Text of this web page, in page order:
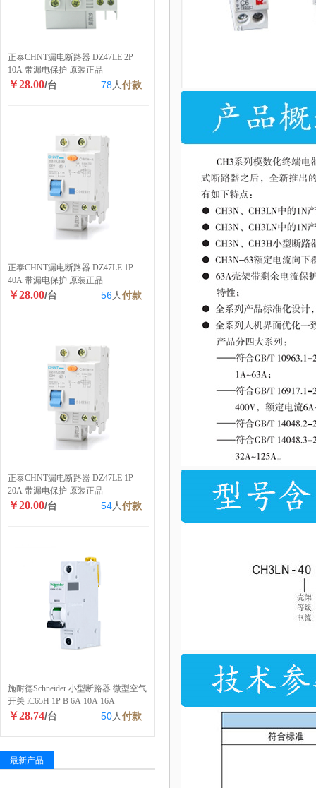
正泰CHNT漏电断路器 DZ47LE 2P
10A 带漏电保护 原装正品
￥28.00/台 78 人付款
正泰CHNT漏电断路器 DZ47LE 1P
40A 带漏电保护 原装正品
￥28.00/台 56人付款
正泰CHNT漏电断路器 DZ47LE 1P
20A 带漏电保护 原装正品
￥20.00/台 54人付款
施耐德Schneider 小型断路器 微型空气
开关 iC65H 1P B 6A 10A 16A
￥28.74/台 50人付款
最新产品